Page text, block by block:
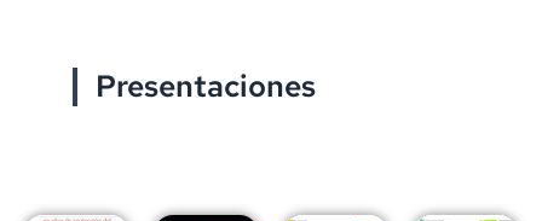
Presentaciones